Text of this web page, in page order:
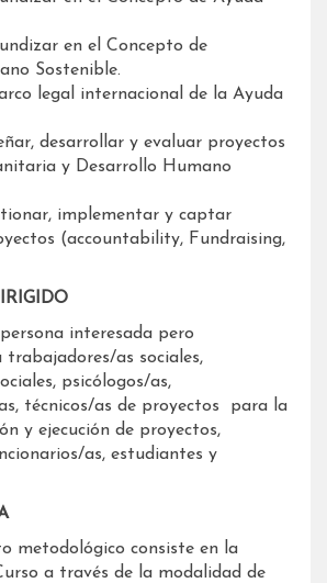
en el Concepto de
Sostenible.
legal internacional de la Ayuda
desarrollar y evaluar proyectos
y Desarrollo Humano
implementar y captar
(accountability, Fundraising,
interesada pero
trabajadores/as sociales,
psicólogos/as,
técnicos/as de proyectos para la
y ejecución de proyectos,
as, estudiantes y
metodológico consiste en la
a través de la modalidad de